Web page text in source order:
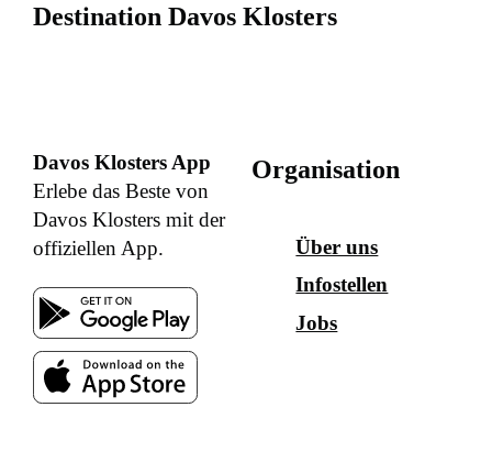
Destination Davos Klosters
Davos Klosters App
Erlebe das Beste von
Davos Klosters mit der
offiziellen App.
Organisation
Über uns
Infostellen
Jobs